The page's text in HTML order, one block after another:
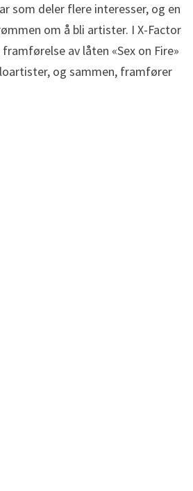
som deler flere interesser, og en
om å bli artister. I X-Factor
av låten «Sex on Fire»
og sammen, framfører